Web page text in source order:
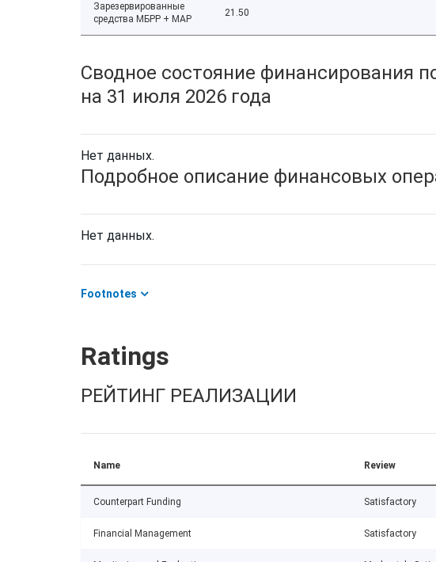
Зарезервированные
средства МБРР + МАР
21.50
Сводное состояние финансирования
на 31 июля 2026 года
Нет данных.
Подробное описание финансовых
Нет данных.
Footnotes
Ratings
РЕЙТИНГ РЕАЛИЗАЦИИ
Name Review
Counterpart Funding Satisfactory
Financial Management Satisfactory